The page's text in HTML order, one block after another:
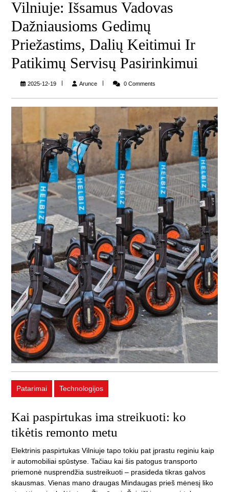
Vilniuje: Išsamus Vadovas
Dažniausioms Gedimų
Priežastims, Dalių Keitimui Ir
Patikimų Servisų Pasirinkimui
2025-12-19 ArunceArunce 0 Comments
Patarimai Technologijos
Kai paspirtukas ima streikuoti: ko
tikėtis remonto metu
Elektrinis paspirtukas Vilniuje tapo tokiu pat įprastu reginiu kaip
ir automobiliai spūstyse. Tačiau kai šis patogus transporto
priemonė nusprendžia sustreikuoti – prasideda tikras galvos
skausmas. Vienas mano draugas Mindaugas prieš mėnesį liko